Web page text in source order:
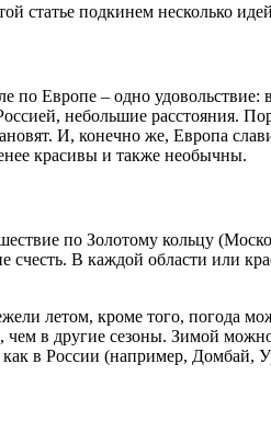
статье подкинем несколько
Европе – одно удовольствие:
небольшие расстояния.
И, конечно же, Европа
красивы и также необычны.
по Золотому кольцу
В каждой области или
летом, кроме того, погода
чем в другие сезоны. Зимой
в России (например, Домбай,